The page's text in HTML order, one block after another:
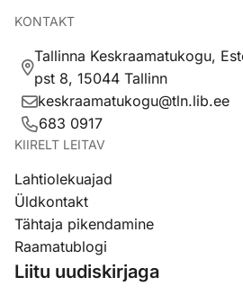
KONTAKT
Tallinna Keskraamatukogu,
pst 8, 15044 Tallinn
keskraamatukogu@tln.lib.ee
683 0917
KIIRELT LEITAV
Lahtiolekuajad
Üldkontakt
Tähtaja pikendamine
Raamatublogi
Liitu uudiskirjaga